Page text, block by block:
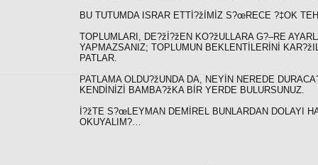
BU TUTUMDA ISRAR ETTİ?žİMİZ S?œRECE ?‡OK
TOPLUMLARI, DE?žİ?žEN KO?žULLARA G?–RE
YAPMAZSANIZ; TOPLUMUN BEKLENTİLERİNİ
PATLAR.
PATLAMA OLDU?žUNDA DA, NEYİN NEREDE
KENDİNİZİ BAMBA?žKA BİR YERDE BULURSUNUZ.
İ?žTE S?œLEYMAN DEMİREL BUNLARDAN DOLAYI
OKUYALIM?…